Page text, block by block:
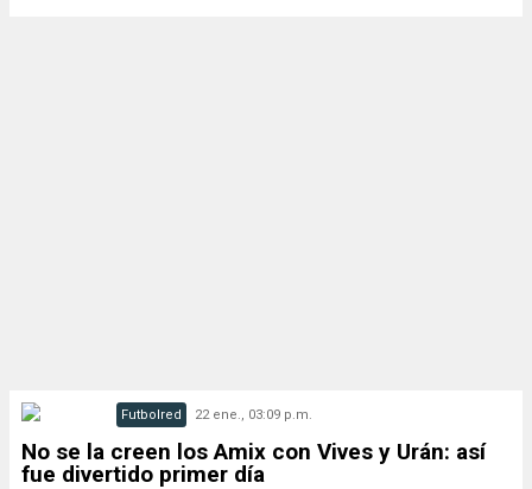
Futbolred 22 ene., 03:09 p.m.
No se la creen los Amix con Vives y Urán: así
fue divertido primer día